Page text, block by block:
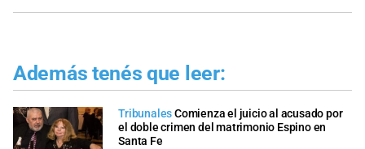
Además tenés que leer:
TribunalesComienza el juicio al acusado por
el doble crimen del matrimonio Espino en
Santa Fe